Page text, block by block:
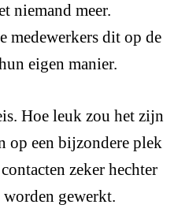
niemand meer.
medewerkers dit op de
eigen manier.
Hoe leuk zou het zijn
op een bijzondere plek
zeker hechter
gewerkt.